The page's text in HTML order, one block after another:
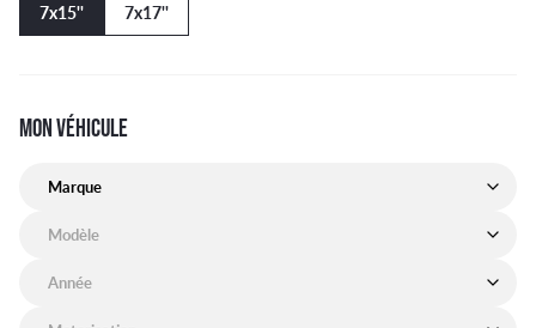
7x15'' 7x17''
MON VÉHICULE